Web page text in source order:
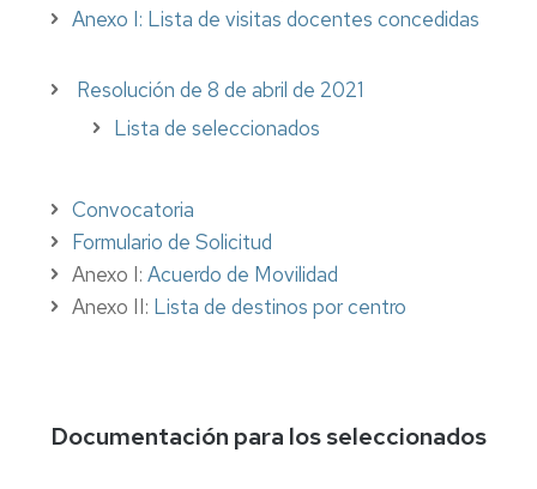
Anexo I: Lista de visitas docentes concedidas
Resolución de 8 de abril de 2021
Lista de seleccionados
Convocatoria
Formulario de Solicitud
Anexo I: Acuerdo de Movilidad
Anexo II: Lista de destinos por centro
Documentación para los seleccionados